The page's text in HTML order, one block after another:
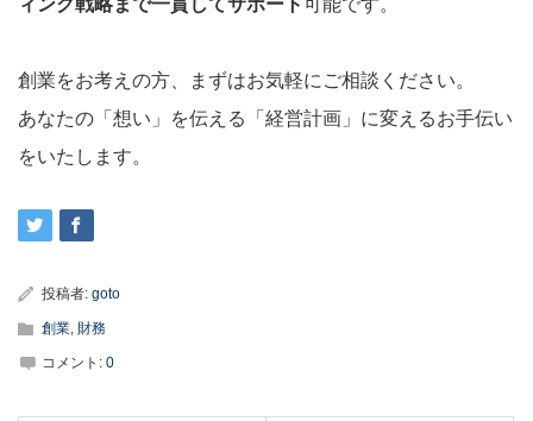
ィング戦略まで一貫してサポート 可能です。
創業をお考えの方、まずはお気軽にご相談ください。
あなたの「想い」を伝える「経営計画」に変えるお手伝い
をいたします。
投稿者: goto
創業, 財務
コメント: 0